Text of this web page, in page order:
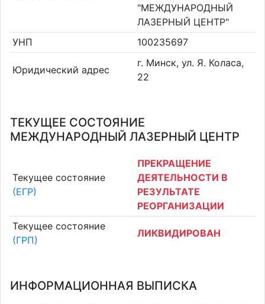
"МЕЖДУНАРОДНЫЙ
ЛАЗЕРНЫЙ ЦЕНТР"
УНП
100235697
Юридический адрес
г. Минск, ул. Я. Коласа,
22
ТЕКУЩЕЕ СОСТОЯНИЕ
МЕЖДУНАРОДНЫЙ ЛАЗЕРНЫЙ ЦЕНТР
Текущее состояние
(ЕГР)
ПРЕКРАЩЕНИЕ
ДЕЯТЕЛЬНОСТИ В
РЕЗУЛЬТАТЕ
РЕОРГАНИЗАЦИИ
Текущее состояние
(ГРП)
ЛИКВИДИРОВАН
ИНФОРМАЦИОННАЯ ВЫПИСКА